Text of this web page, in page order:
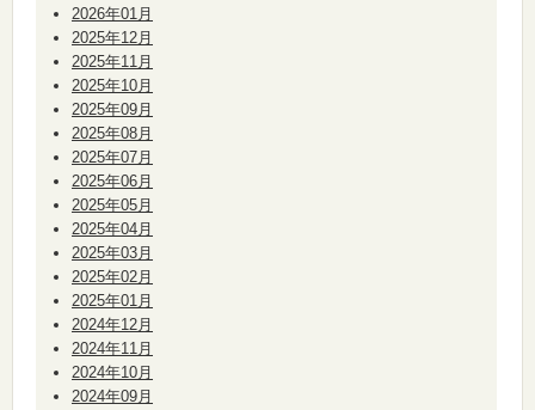
2026年01月
2025年12月
2025年11月
2025年10月
2025年09月
2025年08月
2025年07月
2025年06月
2025年05月
2025年04月
2025年03月
2025年02月
2025年01月
2024年12月
2024年11月
2024年10月
2024年09月